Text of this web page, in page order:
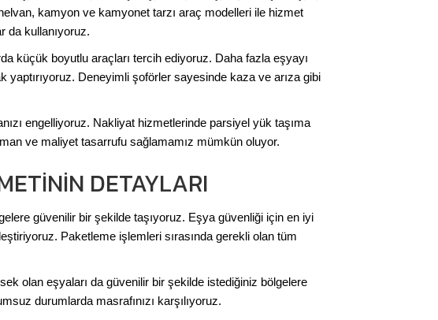
kamyon ve kamyonet tarzı araç modelleri ile hizmet
da kullanıyoruz.
küçük boyutlu araçları tercih ediyoruz. Daha fazla eşyayı
yaptırıyoruz. Deneyimli şoförler sayesinde kaza ve arıza gibi
engelliyoruz. Nakliyat hizmetlerinde parsiyel yük taşıma
ve maliyet tasarrufu sağlamamız mümkün oluyor.
DETAYLARI
güvenilir bir şekilde taşıyoruz. Eşya güvenliği için en iyi
Paketleme işlemleri sırasında gerekli olan tüm
olan eşyaları da güvenilir bir şekilde istediğiniz bölgelere
durumlarda masrafınızı karşılıyoruz.